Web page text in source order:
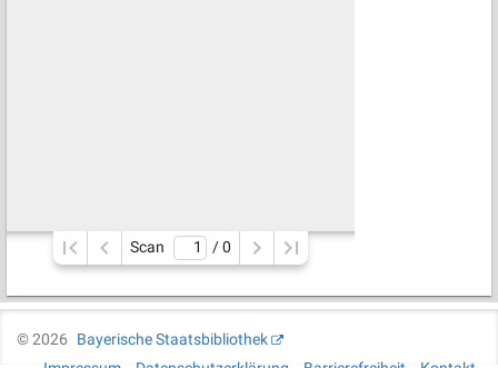
Scan / 0
©2026
Bayerische Staatsbibliothek